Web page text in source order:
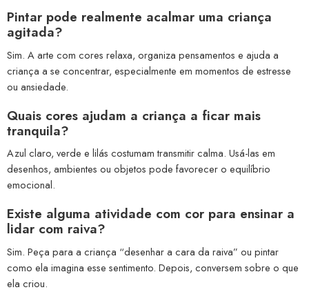
Pintar pode realmente acalmar uma criança
agitada?
Sim. A arte com cores relaxa, organiza pensamentos e ajuda a
criança a se concentrar, especialmente em momentos de estresse
ou ansiedade.
Quais cores ajudam a criança a ficar mais
tranquila?
Azul claro, verde e lilás costumam transmitir calma. Usá-las em
desenhos, ambientes ou objetos pode favorecer o equilíbrio
emocional.
Existe alguma atividade com cor para ensinar a
lidar com raiva?
Sim. Peça para a criança “desenhar a cara da raiva” ou pintar
como ela imagina esse sentimento. Depois, conversem sobre o que
ela criou.